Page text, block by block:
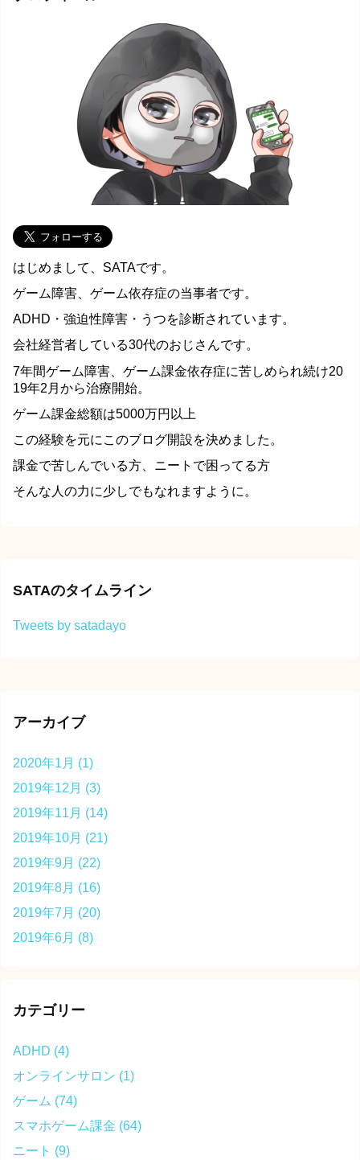
はじめまして、SATAです。
ゲーム障害、ゲーム依存症の当事者です。
ADHD・強迫性障害・うつを診断されています。
会社経営者している30代のおじさんです。
7年間ゲーム障害、ゲーム課金依存症に苦しめられ続け20
19年2月から治療開始。
ゲーム課金総額は5000万円以上
この経験を元にこのブログ開設を決めました。
課金で苦しんでいる方、ニートで困ってる方
そんな人の力に少しでもなれますように。
SATAのタイムライン
Tweets by satadayo
アーカイブ
2020年1月 (1)
2019年12月 (3)
2019年11月 (14)
2019年10月 (21)
2019年9月 (22)
2019年8月 (16)
2019年7月 (20)
2019年6月 (8)
カテゴリー
ADHD (4)
オンラインサロン (1)
ゲーム (74)
スマホゲーム課金 (64)
ニート (9)